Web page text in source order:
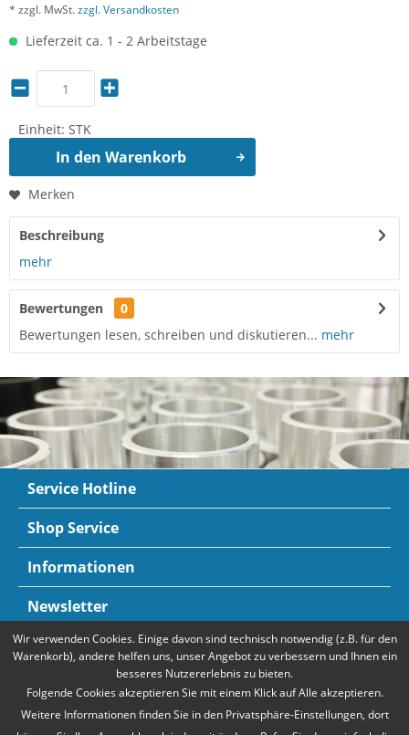
* zzgl. MwSt.zzgl. Versandkosten
Lieferzeit ca. 1 - 2 Arbeitstage
Einheit: STK
In den Warenkorb
Merken
Beschreibung
mehr
Bewertungen
0
Bewertungen lesen, schreiben und diskutieren... mehr
Service Hotline
Shop Service
Informationen
Newsletter
Zahlungsarten Mehr Informationen
Wir verwenden Cookies. Einige davon sind technisch notwendig (z.B. für den
Warenkorb), andere helfen uns, unser Angebot zu verbessern und Ihnen ein
besseres Nutzererlebnis zu bieten.
Folgende Cookies akzeptieren Sie mit einem Klick auf Alle akzeptieren.
Weitere Informationen finden Sie in den Privatsphäre-Einstellungen, dort